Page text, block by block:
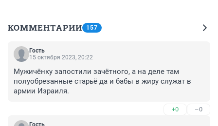
КОММЕНТАРИИ 157
Гость
15 октября 2023, 20:22
Мужичёнку запостили зачётного, а на деле там
полуобрезанные старьё да и бабы в жиру служат в
армии Израиля.
+0 –0
Гость